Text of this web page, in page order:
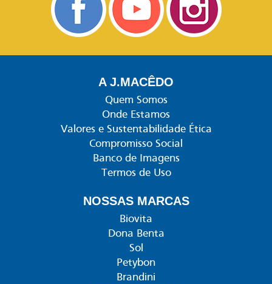
A J.MACÊDO
Quem Somos
Onde Estamos
Valores e Sustentabilidade Ética
Compromisso Social
Banco de Imagens
Termos de Uso
NOSSAS MARCAS
Biovita
Dona Benta
Sol
Petybon
Brandini